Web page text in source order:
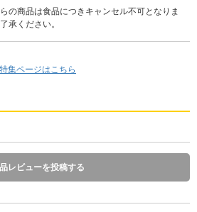
の商品は食品につきキャンセル不可となりま
承ください。
集ページはこちら
レビューを投稿する